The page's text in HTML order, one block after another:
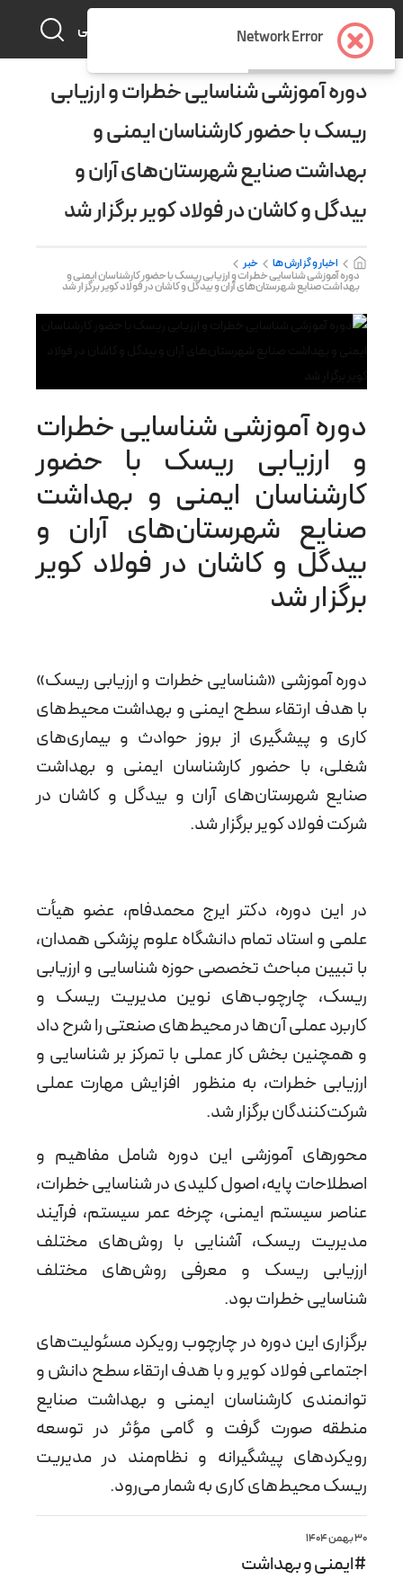
فارسی
دوره آموزشی شناسایی خطرات و ارزیابی
ریسک با حضور کارشناسان ایمنی و
بهداشت صنایع شهرستان‌های آران و
بیدگل و کاشان در فولاد کویر برگزار شد
اخبار و گزارش ها
خبر
دوره آموزشی شناسایی خطرات و ارزیابی ریسک با حضور کارشناسان ایمنی و
بهداشت صنایع شهرستان‌های آران و بیدگل و کاشان در فولاد کویر برگزار شد
دوره آموزشی شناسایی خطرات
و ارزیابی ریسک با حضور
کارشناسان ایمنی و بهداشت
صنایع شهرستان‌های آران و
بیدگل و کاشان در فولاد کویر
برگزار شد
دوره آموزشی «شناسایی خطرات و ارزیابی ریسک»
با هدف ارتقاء سطح ایمنی و بهداشت محیط‌های
کاری و پیشگیری از بروز حوادث و بیماری‌های
شغلی، با حضور کارشناسان ایمنی و بهداشت
صنایع شهرستان‌های آران و بیدگل و کاشان در
شرکت فولاد کویر برگزار شد.
در این دوره، دکتر ایرج محمدفام، عضو هیأت
علمی و استاد تمام دانشگاه علوم پزشکی همدان،
با تبیین مباحث تخصصی حوزه شناسایی و ارزیابی
ریسک، چارچوب‌های نوین مدیریت ریسک و
کاربرد عملی آن‌ها در محیط‌های صنعتی را شرح داد
و همچنین بخش کار عملی با تمرکز بر شناسایی و
ارزیابی خطرات، به منظور افزایش مهارت عملی
شرکت‌کنندگان برگزار شد.
محورهای آموزشی این دوره شامل مفاهیم و
اصطلاحات پایه، اصول کلیدی در شناسایی خطرات،
عناصر سیستم ایمنی، چرخه عمر سیستم، فرآیند
مدیریت ریسک، آشنایی با روش‌های مختلف
ارزیابی ریسک و معرفی روش‌های مختلف
شناسایی خطرات بود.
برگزاری این دوره در چارچوب رویکرد مسئولیت‌های
اجتماعی فولاد کویر و با هدف ارتقاء سطح دانش و
توانمندی کارشناسان ایمنی و بهداشت صنایع
منطقه صورت گرفت و گامی مؤثر در توسعه
رویکردهای پیشگیرانه و نظام‌مند در مدیریت
ریسک محیط‌های کاری به شمار می‌رود.
30 بهمن 1404
#ایمنی و بهداشت
Network Error